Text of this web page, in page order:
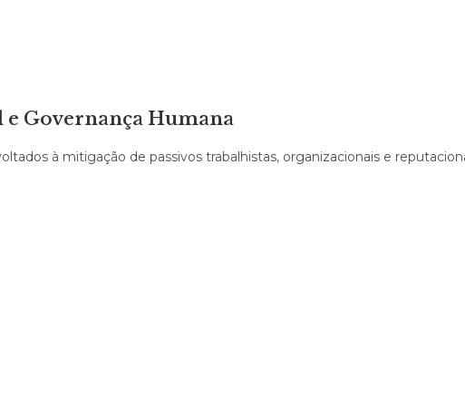
Governança Humana
à mitigação de passivos trabalhistas, organizacionais e